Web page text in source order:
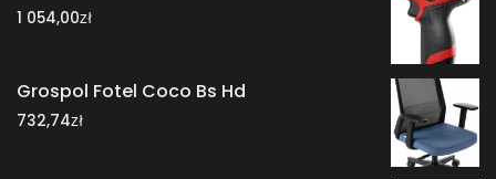
1 054,00zł
Grospol Fotel Coco Bs Hd
732,74zł